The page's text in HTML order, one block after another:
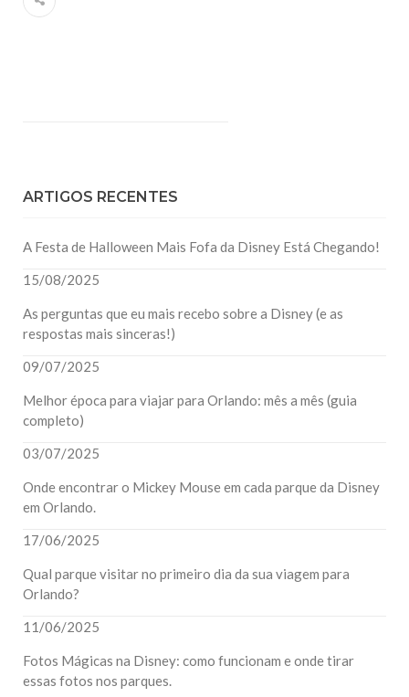
ARTIGOS RECENTES
A Festa de Halloween Mais Fofa da Disney Está Chegando!
15/08/2025
As perguntas que eu mais recebo sobre a Disney (e as
respostas mais sinceras!)
09/07/2025
Melhor época para viajar para Orlando: mês a mês (guia
completo)
03/07/2025
Onde encontrar o Mickey Mouse em cada parque da Disney
em Orlando.
17/06/2025
Qual parque visitar no primeiro dia da sua viagem para
Orlando?
11/06/2025
Fotos Mágicas na Disney: como funcionam e onde tirar
essas fotos nos parques.